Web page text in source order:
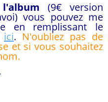
l'album(9€ version
vous pouvez me
en remplissant le
ici. N'oubliez pas de
et si vous souhaitez